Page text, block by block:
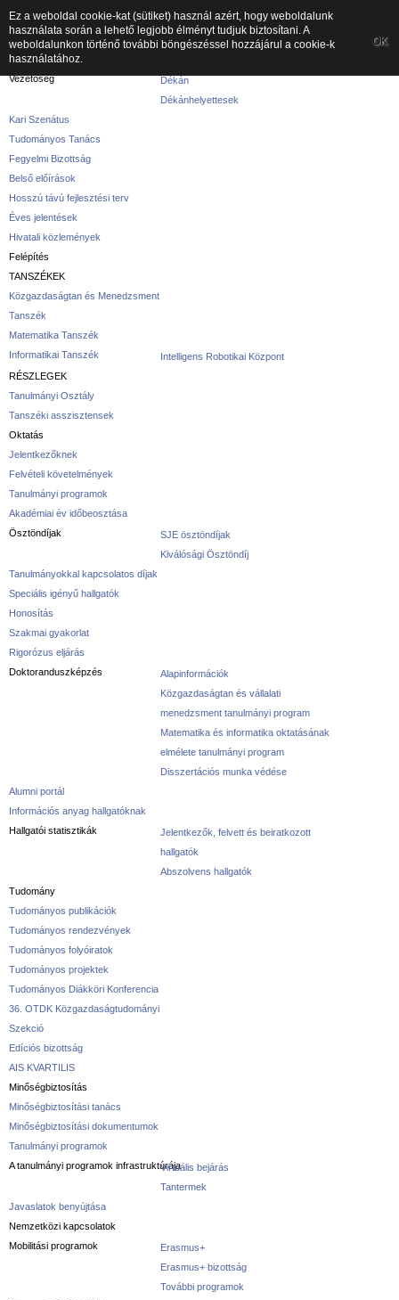
A kar
A karról
Vezetőség
Dékán
Dékánhelyettesek
Kari Szenátus
Tudományos Tanács
Fegyelmi Bizottság
Belső előírások
Hosszú távú fejlesztési terv
Éves jelentések
Hivatali közlemények
Felépítés
TANSZÉKEK
Közgazdaságtan és Menedzsment
Tanszék
Matematika Tanszék
Informatikai Tanszék
Intelligens Robotikai Központ
RÉSZLEGEK
Tanulmányi Osztály
Tanszéki asszisztensek
Oktatás
Jelentkezőknek
Felvételi követelmények
Tanulmányi programok
Akadémiai év időbeosztása
Ösztöndíjak
SJE ösztöndíjak
Kiválósági Ösztöndíj
Tanulmányokkal kapcsolatos díjak
Speciális igényű hallgatók
Honosítás
Szakmai gyakorlat
Rigorózus eljárás
Doktoranduszképzés
Alapinformációk
Közgazdaságtan és vállalati
menedzsment tanulmányi program
Matematika és informatika oktatásának
elmélete tanulmányi program
Disszertációs munka védése
Alumni portál
Információs anyag hallgatóknak
Hallgatói statisztikák
Jelentkezők, felvett és beiratkozott
hallgatók
Abszolvens hallgatók
Tudomány
Tudományos publikációk
Tudományos rendezvények
Tudományos folyóiratok
Tudományos projektek
Tudományos Diákköri Konferencia
36. OTDK Közgazdaságtudományi
Szekció
Edíciós bizottság
AIS KVARTILIS
Minőségbiztosítás
Minőségbiztosítási tanács
Minőségbiztosítási dokumentumok
Tanulmányi programok
A tanulmányi programok infrastruktúrájaVirtuális bejárás
Tantermek
Javaslatok benyújtása
Nemzetközi kapcsolatok
Mobilitási programok
Erasmus+
Erasmus+ bizottság
További programok
Ez a weboldal cookie-kat (sütiket) használ azért, hogy weboldalunk
használata során a lehető legjobb élményt tudjuk biztosítani. A
weboldalunkon történő további böngészéssel hozzájárul a cookie-k
használatához.
OK